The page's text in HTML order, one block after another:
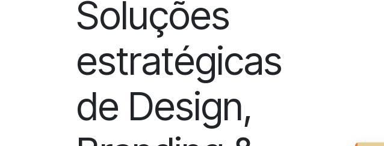
Soluções
estratégicas
de Design,